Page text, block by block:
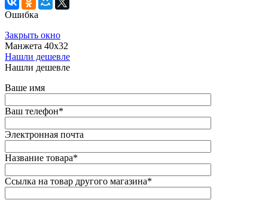
Ошибка
Закрыть окно
Манжета 40х32
Нашли дешевле
Нашли дешевле
Ваше имя
Ваш телефон*
Электронная почта
Название товара*
Ссылка на товар другого магазина*